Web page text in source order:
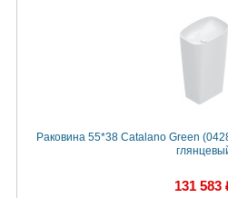
Раковина 55*38 Catalano Green
131 583